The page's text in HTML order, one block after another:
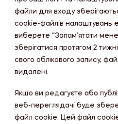
файли для входу
cookie-файлів налаштувань
виберете “Запам’ятати
зберігатися протягом 2
свого облікового запису,
видалені.
Якщо ви редагуєте або
веб-переглядачі буде
файл cookie. Цей файл